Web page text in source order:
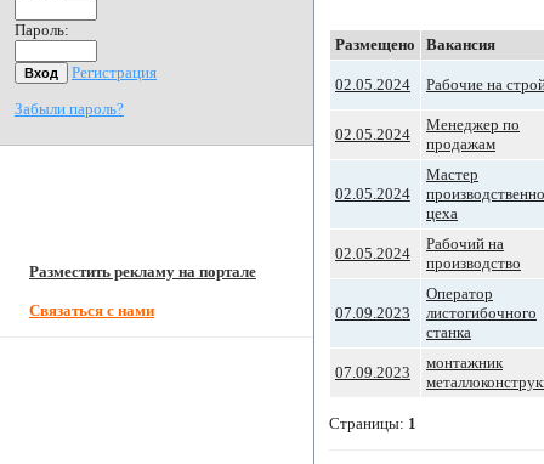
Пароль:
Регистрация
Забыли пароль?
Разместить рекламу на портале
Связаться с нами
Размещено Вакансия
02.05.2024 Рабочие на
02.05.2024
Менеджер по
продажам
02.05.2024
Мастер
цеха
02.05.2024
Рабочий на
производство
07.09.2023
Оператор
листогибочного
станка
07.09.2023
монтажник
Страницы: 1